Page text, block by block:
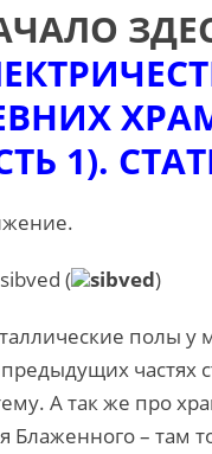
1).
( sibved)
полы у
частях
А так же про
Блаженного – там